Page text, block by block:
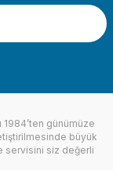
günümüze
büyük
servisini siz değerli